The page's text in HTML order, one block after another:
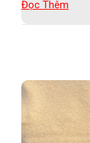
Đọc Thêm